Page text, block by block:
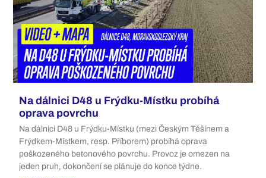
Na dálnici D48 u Frýdku-Místku probíhá
oprava povrchu
Na dálnici D48 u Frýdku-Místku (mezi Českým Těšínem a
Frýdkem-Místkem, resp. Příborem) probíhá oprava
poškozeného betonového povrchu. Provoz je omezen na
jeden pruh, dokončení se plánuje do konce týdne.